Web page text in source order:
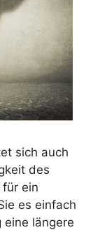
sich auch
des
für ein
es einfach
eine längere